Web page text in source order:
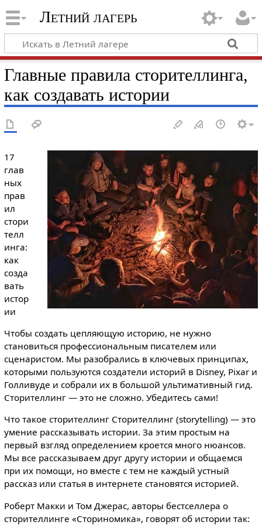
Летний лагерь
Главные правила сторителлинга,
как создавать истории
17
глав
ных
прав
ил
стори
телл
инга:
как
созда
вать
истор
ии
Чтобы создать цепляющую историю, не нужно
становиться профессиональным писателем или
сценаристом. Мы разобрались в ключевых принципах,
которыми пользуются создатели историй в Disney, Pixar и
Голливуде и собрали их в большой ультимативный гид.
Сторителлинг — это не сложно. Убедитесь сами!
Что такое сторителлинг Сторителлинг (storytelling) — это
умение рассказывать истории. За этим простым на
первый взгляд определением кроется много нюансов.
Мы все рассказываем друг другу истории и общаемся
при их помощи, но вместе с тем не каждый устный
рассказ или статья в интернете становятся историей.
Роберт Макки и Том Джерас, авторы бестселлера о
сторителлинге «Сториномика», говорят об истории так: